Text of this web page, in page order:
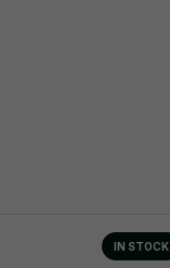
IN STOCK